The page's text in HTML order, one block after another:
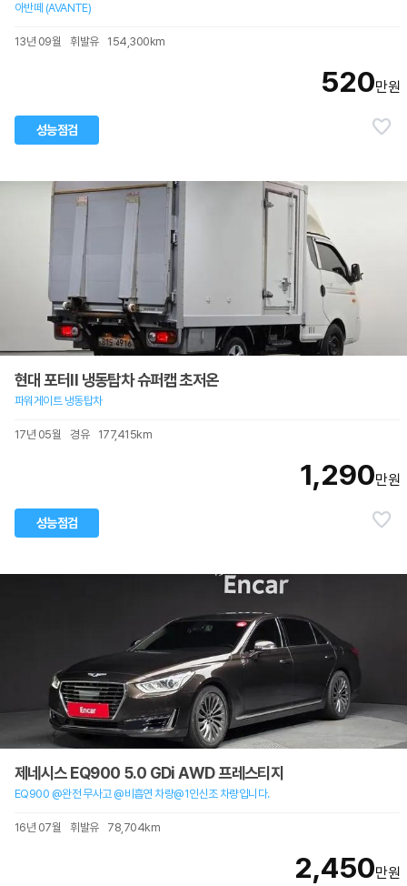
아반떼 (AVANTE)
13년 09월 휘발유 154,300km
성능점검
520만원
현대 포터II 냉동탑차 슈퍼캡 초저온
파워게이트 냉동탑차
17년 05월 경유 177,415km
성능점검
1,290만원
제네시스 EQ900 5.0 GDi AWD 프레스티지
EQ900 @완전 무사고 @비흡연 차량@1인신조 차량입니다.
16년 07월 휘발유 78,704km
2,450만원